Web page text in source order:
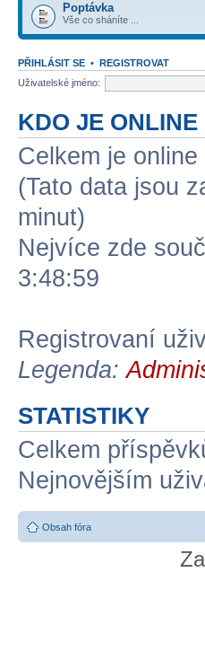
Poptávka
Vše co sháníte ...
PŘIHLÁSIT SE • REGISTROVAT
Uživatelské jméno:
KDO JE ONLINE
Celkem je online
(Tato data jsou
minut)
Nejvíce zde
3:48:59
Registrovaní
Legenda:
STATISTIKY
Celkem
Nejnovějším
Obsah fóra